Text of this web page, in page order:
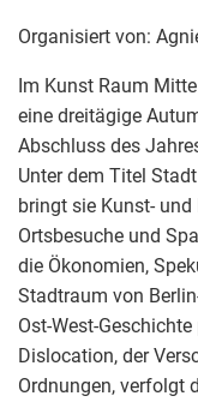
Organisiert von:
Im Kunst Raum
eine dreitägige
Abschluss des
Unter dem Titel
bringt sie Kunst-
Ortsbesuche und
die Ökonomien,
Stadtraum von
Ost-West-
Dislocation, der
Ordnungen, verfolgt